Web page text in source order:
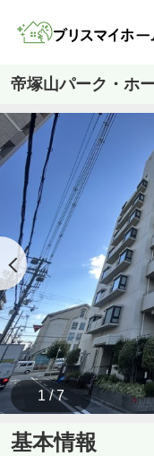
帝塚山パーク・ホ
1 / 7
基本情報